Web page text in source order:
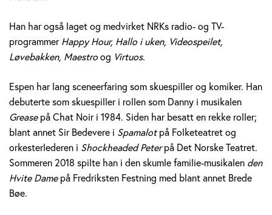
H
o
l
m
Han har også laget og medvirket NRKs radio- og TV-
programmerHappy Hour, Hallo i uken, Videospeilet,
Løvebakken, Maestroog Virtuos.
Espen har lang sceneerfaring som skuespiller og komiker. Han
debuterte som skuespiller i rollen som Danny i musikalen
Greasepå Chat Noir i 1984. Siden har besatt en rekke roller;
blant annet Sir Bedevere i Spamalotpå Folketeatret og
orkesterlederen i Shockheaded Peterpå Det Norske Teatret.
Sommeren 2018 spilte han i den skumle familie-musikalen den
Hvite Damepå Fredriksten Festning med blant annet Brede
Bøe.